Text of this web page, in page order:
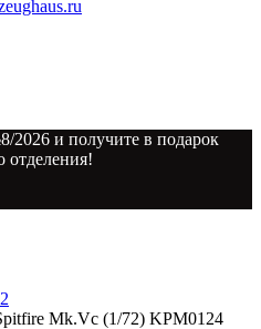
и получите в подарок
отделения!
Mk.Vc (1/72) KPM0124